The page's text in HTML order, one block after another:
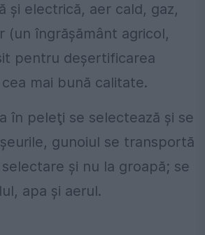
și electrică, aer cald, gaz,
(un îngrăşământ agricol,
pentru deşertificarea
mai bună calitate.
în peleţi se selectează şi se
gunoiul se transportă
şi nu la groapă; se
apa şi aerul.